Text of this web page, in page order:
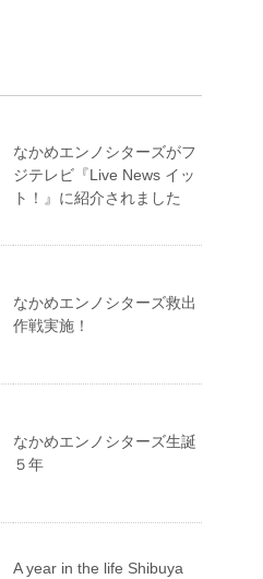
なかめエンノシターズがフ
ジテレビ『Live News イッ
ト！』に紹介されました
なかめエンノシターズ救出
作戦実施！
なかめエンノシターズ生誕
５年
A year in the life Shibuya